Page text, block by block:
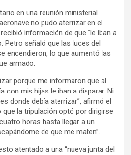
en una reunión ministerial
no pudo aterrizar en el
información de que “le iban a
Petro señaló que las luces del
encendieron, lo que aumentó las
armado.
porque me informaron que al
con mis hijas le iban a disparar. Ni
donde debía aterrizar”, afirmó el
que la tripulación optó por dirigirse
horas hasta llegar a un
de que me maten”.
atentado a una “nueva junta del